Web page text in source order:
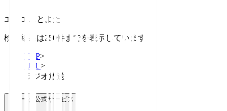
エフエムとよた
検索結果は250件までを表示しています
TOP>
Ｊ１ >
ラジオ放送
Ｊリーグ公式サービス